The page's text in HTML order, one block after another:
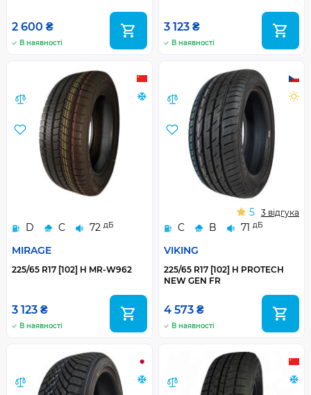
2 600 ₴
В наявності
3 123 ₴
В наявності
D C 72 дБ
MIRAGE
225/65 R17 [102] H MR-W962
3 123 ₴
В наявності
C B 71 дБ
VIKING
5 3 відгука
225/65 R17 [102] H PROTECH
NEW GEN FR
4 573 ₴
В наявності